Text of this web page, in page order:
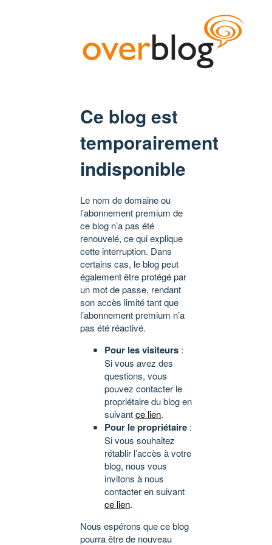
Ce blog est
temporairement
indisponible
Le nom de domaine ou
l’abonnement premium de
ce blog n’a pas été
renouvelé, ce qui explique
cette interruption. Dans
certains cas, le blog peut
également être protégé par
un mot de passe, rendant
son accès limité tant que
l’abonnement premium n’a
pas été réactivé.
Pour les visiteurs :
Si vous avez des
questions, vous
pouvez contacter le
propriétaire du blog en
suivantce lien.
Pour le propriétaire :
Si vous souhaitez
rétablir l’accès à votre
blog, nous vous
invitons à nous
contacter en suivant
ce lien.
Nous espérons que ce blog
pourra être de nouveau